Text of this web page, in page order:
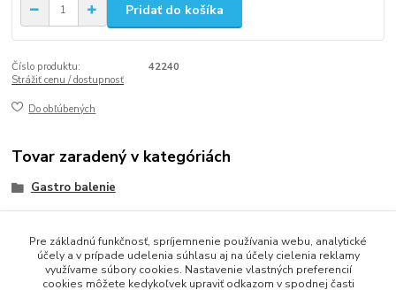
Pridať do košíka
Číslo produktu:
42240
Strážiť cenu / dostupnosť
Do obľúbených
Tovar zaradený v kategóriách
Gastro balenie
ECO jednorazový riad
BIO BOXY Z CUKROVEJ TRSTINY
Pre základnú funkčnosť, spríjemnenie používania webu, analytické
účely a v prípade udelenia súhlasu aj na účely cielenia reklamy
využívame súbory cookies. Nastavenie vlastných preferencií
cookies môžete kedykoľvek upraviť odkazom v spodnej časti